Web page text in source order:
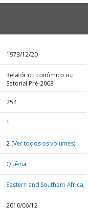
1973/12/20
Relatório Econômico ou
Setorial Pré-2003
254
1
2 (Ver todos os volumes)
Quênia,
Eastern and Southern Africa,
2010/06/12